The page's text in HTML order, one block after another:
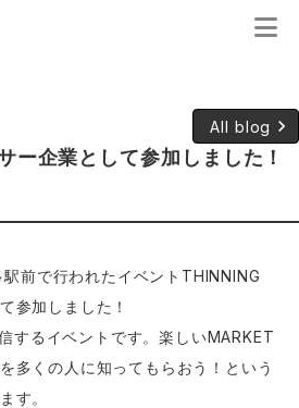
All blog keyboard_arrow_right
ー企業として参加しました！
前で行われたイベントTHINNING
参加しました！
するイベントです。楽しいMARKET
多くの人に知ってもらおう！という
す。